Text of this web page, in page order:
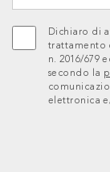
Dichiaro di
trattamento
n. 2016/679
secondo la
elettronica